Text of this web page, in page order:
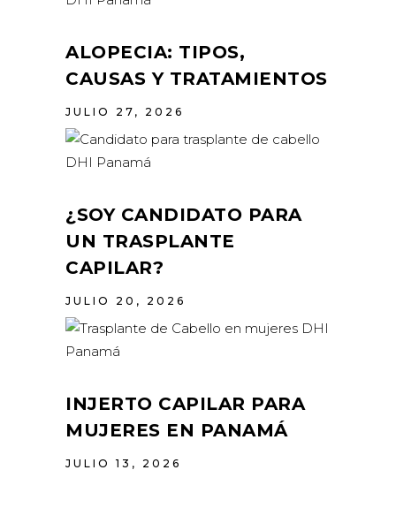
ALOPECIA: TIPOS,
CAUSAS Y TRATAMIENTOS
JULIO 27, 2026
¿SOY CANDIDATO PARA
UN TRASPLANTE
CAPILAR?
JULIO 20, 2026
INJERTO CAPILAR PARA
MUJERES EN PANAMÁ
JULIO 13, 2026